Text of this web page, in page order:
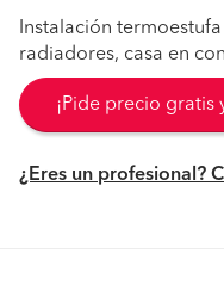
Instalación
radiadores, casa en
¡Pide precio gratis
¿Eres un profesional?